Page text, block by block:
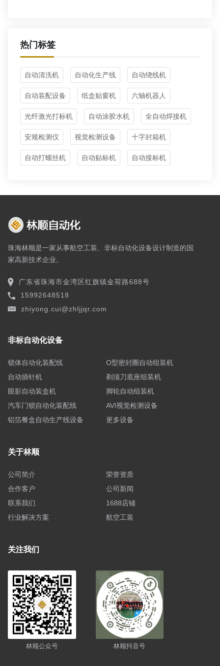
热门标签
自动清洗机 自动化生产线 自动绕线机
自动装配设备 纸盒贴窗机 六轴机器人
光纤激光打标机 自动涂胶水机 全自动焊接机
安规检测仪 视觉检测设备 十字封箱机
自动打螺丝机 自动贴标机 自动接标机
珠海林顺是一家从事航空工装、非标自动化设备设计制造的国
家高新技术企业。
广东省珠海市金湾区红旗镇金荷路688号
15992648518
zhiyong.cui@zhljjqr.com
非标自动化设备
锁体自动化装配线
O型密封圈自动组装机
自动插针机
剃须刀底座组装机
眼影自动装盒机
脚轮自动组装机
汽车门锁自动化装配线
AVI视觉检测设备
铝箔餐盒自动生产线设备
更多设备
关于林顺
公司简介
荣誉资质
合作客户
公司新闻
联系我们
1688店铺
行业解决方案
航空工装
关注我们
林顺公众号 林顺抖音号